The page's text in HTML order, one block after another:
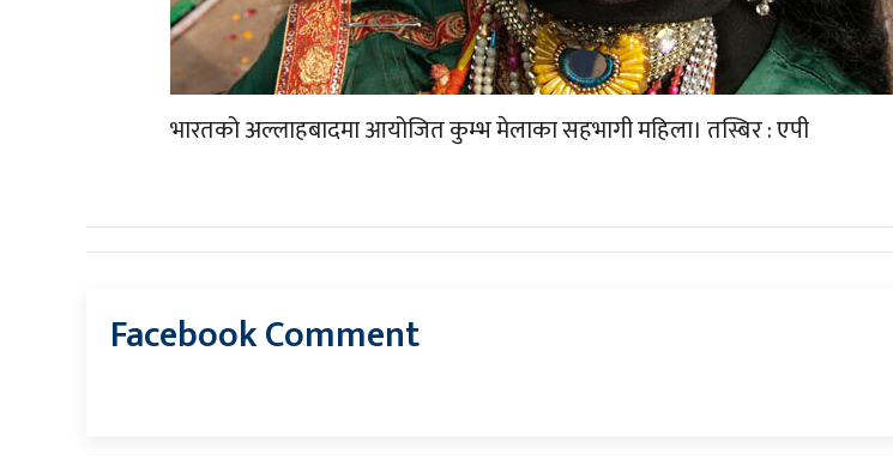
भारतको अल्लाहबादमा आयोजित कुम्भ मेलाका सहभागी महिला। तस्बिर : एपी
Facebook Comment